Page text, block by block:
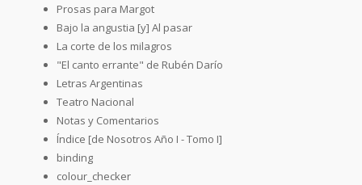
Prosas para Margot
Bajo la angustia [y] Al pasar
La corte de los milagros
"El canto errante" de Rubén Darío
Letras Argentinas
Teatro Nacional
Notas y Comentarios
Índice [de Nosotros Año I - Tomo I]
binding
colour_checker